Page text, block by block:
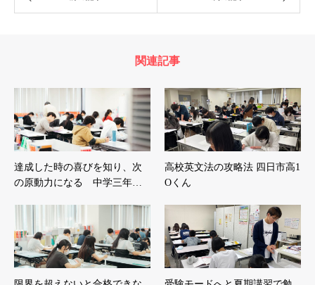
関連記事
達成した時の喜びを知り、次
の原動力になる 中学三年…
高校英文法の攻略法 四日市高1
Oくん